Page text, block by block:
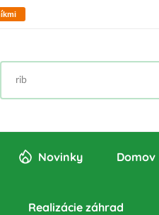
Novinky Domov
Realizácie záhrad